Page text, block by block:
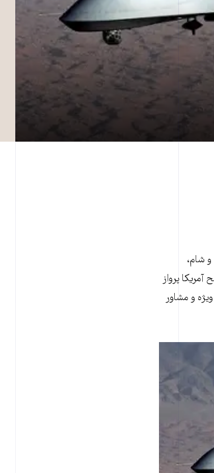
و شام،
پرواز
و مشاور